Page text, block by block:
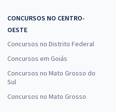
CONCURSOS NO CENTRO-
OESTE
Concursos no Distrito Federal
Concursos em Goiás
Concursos no Mato Grosso do
Sul
Concursos no Mato Grosso